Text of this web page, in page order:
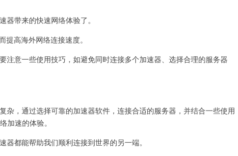
带来的快速网络体验了。
高海外网络连接速度。
意一些使用技巧，如避免同时连接多个加速器、选择合理的服务器
，通过选择可靠的加速器软件，连接合适的服务器，并结合一些使用
加速的体验。
都能帮助我们顺利连接到世界的另一端。